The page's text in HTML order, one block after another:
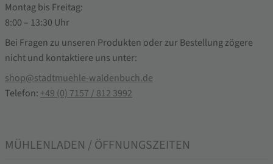
Montag bis Freitag:
8:00 – 13:30 Uhr
Bei Fragen zu unseren Produkten oder zur Bestellung zögere
nicht und kontaktiere uns unter:
shop@stadtmuehle-waldenbuch.de
Telefon: +49 (0) 7157 / 812 3992
MÜHLENLADEN / ÖFFNUNGSZEITEN